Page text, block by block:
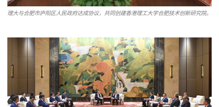
理大与合肥市庐阳区人民政府达成协议，共同创建香港理工大学合肥技术创新研究院。